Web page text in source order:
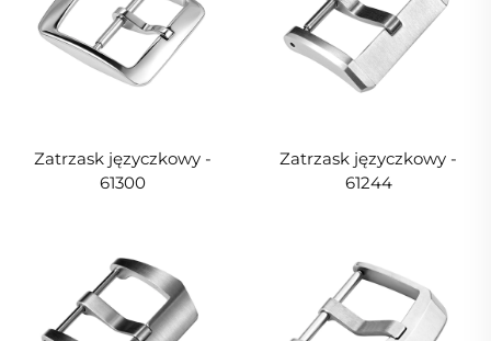
Zatrzask języczkowy -
61300
Zatrzask języczkowy -
61244